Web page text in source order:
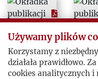
Używamy plików
Korzystamy z
działała prawidłowo.
cookies analitycznych